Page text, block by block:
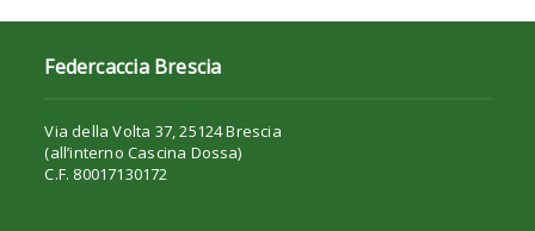
Federcaccia Brescia
Via della Volta 37, 25124 Brescia
(all’interno Cascina Dossa)
C.F. 80017130172